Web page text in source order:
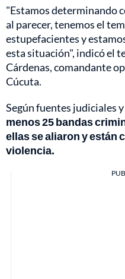
"Estamos determinando
al parecer, tenemos el
estupefacientes y
esta situación", indicó el
Cárdenas, comandante
Cúcuta.
Según fuentes judiciales
menos 25 bandas
ellas se aliaron y están
violencia.